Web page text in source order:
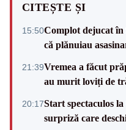
CITEȘTE ȘI
15:50Complot dejucat în
că plănuiau
21:39Vremea a făcut
au murit loviți de
20:17Start spectaculos
surpriză care